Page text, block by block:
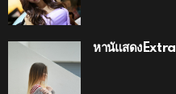
หานัแสดงExtra